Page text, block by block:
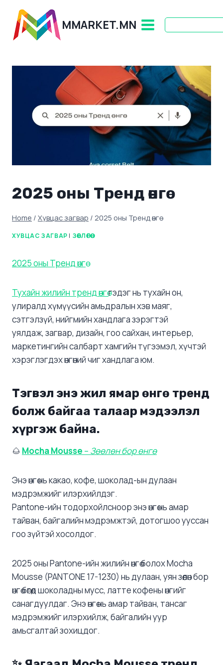
content
MMARKET.MN
2025 оны Тренд өнгө
Home / Хувцас загвар / 2025 оны Тренд өнгө
ХУВЦАС ЗАГВАР | ЗӨВЛӨГӨӨ
2025 оны Тренд өнгө
Тухайн жилийн тренд өнгөгэдэг нь тухайн он,
улиралд хүмүүсийн амьдралын хэв маяг,
сэтгэлзүй, нийгмийн хандлага зэрэгтэй
уялдаж, загвар, дизайн, гоо сайхан, интерьер,
маркетингийн салбарт хамгийн түгээмэл, хүчтэй
хэрэглэгдэх өнгөний чиг хандлага юм.
Тэгвэл энэ жил ямар өнгө тренд
болж байгаа талаар мэдээлэл
хүргэж байна.
🌰 Mocha Mousse – Зөөлөн бор өнгө
Энэ өнгө нь какао, кофе, шоколад-ын дулаан
мэдрэмжийг илэрхийлдэг.
Pantone-ийн тодорхойлсноор энэ өнгө нь амар
тайван, байгалийн мэдрэмжтэй, дотогшоо ууссан
гоо зүйтэй хосолдог.
2025 оны Pantone-ийн жилийн өнгө болох Mocha
Mousse (PANTONE 17-1230) нь дулаан, уян зөөлөн бор
өнгө бөгөөд шоколадны мусс, латте кофены өнгийг
санагдуулдаг. Энэ өнгө нь амар тайван, тансаг
мэдрэмжийг илэрхийлж, байгалийн уур
амьсгалтай зохицдог.​